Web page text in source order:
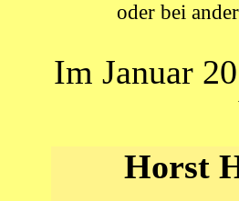
oder bei
Im Januar
Horst